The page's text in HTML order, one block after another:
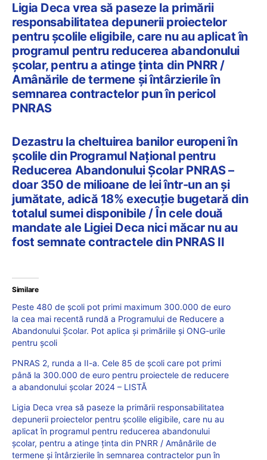
Ligia Deca vrea să paseze la primării
responsabilitatea depunerii proiectelor
pentru școlile eligibile, care nu au aplicat în
programul pentru reducerea abandonului
școlar, pentru a atinge ținta din PNRR /
Amânările de termene și întârzierile în
semnarea contractelor pun în pericol
PNRAS
Dezastru la cheltuirea banilor europeni în
școlile din Programul Național pentru
Reducerea Abandonului Școlar PNRAS –
doar 350 de milioane de lei într-un an și
jumătate, adică 18% execuție bugetară din
totalul sumei disponibile / În cele două
mandate ale Ligiei Deca nici măcar nu au
fost semnate contractele din PNRAS II
Similare
Peste 480 de școli pot primi maximum 300.000 de euro
la cea mai recentă rundă a Programului de Reducere a
Abandonului Școlar. Pot aplica și primăriile și ONG-urile
pentru școli
PNRAS 2, runda a II-a. Cele 85 de școli care pot primi
până la 300.000 de euro pentru proiectele de reducere
a abandonului școlar 2024 – LISTĂ
Ligia Deca vrea să paseze la primării responsabilitatea
depunerii proiectelor pentru școlile eligibile, care nu au
aplicat în programul pentru reducerea abandonului
școlar, pentru a atinge ținta din PNRR / Amânările de
termene și întârzierile în semnarea contractelor pun în